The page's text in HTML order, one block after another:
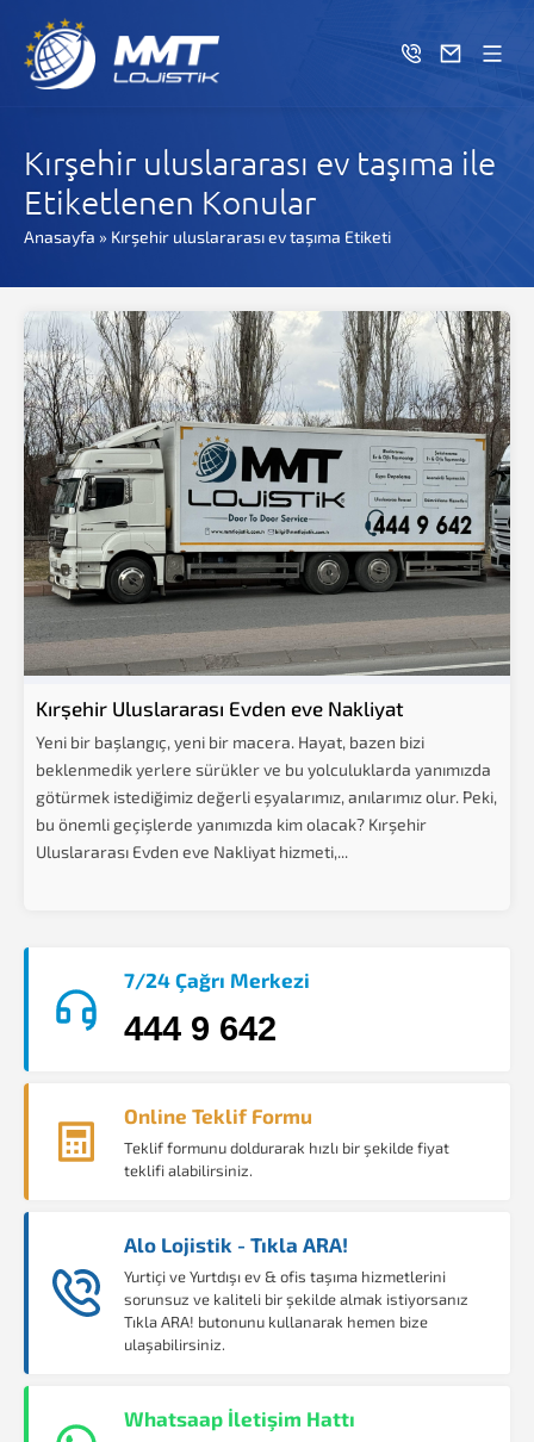
Kırşehir uluslararası ev taşıma ile
Etiketlenen Konular
Anasayfa » Kırşehir uluslararası ev taşıma Etiketi
Kırşehir Uluslararası Evden eve Nakliyat
Yeni bir başlangıç, yeni bir macera. Hayat, bazen bizi
beklenmedik yerlere sürükler ve bu yolculuklarda yanımızda
götürmek istediğimiz değerli eşyalarımız, anılarımız olur. Peki,
bu önemli geçişlerde yanımızda kim olacak? Kırşehir
Uluslararası Evden eve Nakliyat hizmeti,...
7/24 Çağrı Merkezi
444 9 642
Online Teklif Formu
Teklif formunu doldurarak hızlı bir şekilde fiyat
teklifi alabilirsiniz.
Alo Lojistik - Tıkla ARA!
Yurtiçi ve Yurtdışı ev & ofis taşıma hizmetlerini
sorunsuz ve kaliteli bir şekilde almak istiyorsanız
Tıkla ARA! butonunu kullanarak hemen bize
ulaşabilirsiniz.
Whatsaap İletişim Hattı